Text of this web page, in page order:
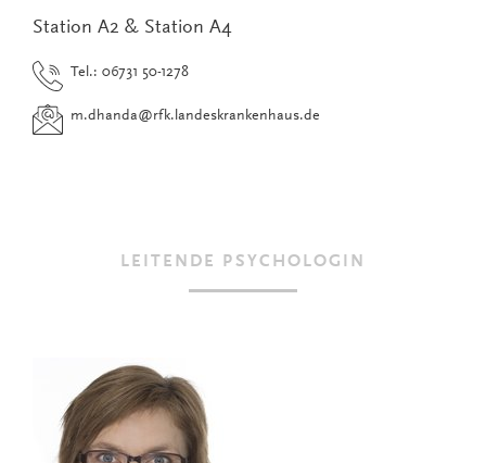
Station A2 & Station A4
Tel.: 06731 50-1278
m.dhanda@rfk.landeskrankenhaus.de
LEITENDE PSYCHOLOGIN